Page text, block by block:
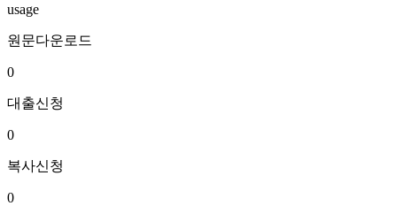
usage
원문다운로드
0
대출신청
0
복사신청
0